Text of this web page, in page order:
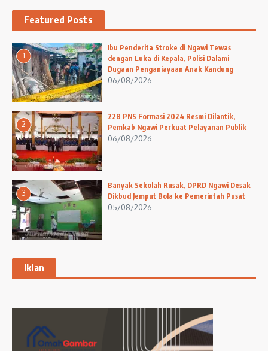
Featured Posts
1
Ibu Penderita Stroke di Ngawi Tewas
dengan Luka di Kepala, Polisi Dalami
Dugaan Penganiayaan Anak Kandung
06/08/2026
2
228 PNS Formasi 2024 Resmi Dilantik,
Pemkab Ngawi Perkuat Pelayanan Publik
06/08/2026
3
Banyak Sekolah Rusak, DPRD Ngawi Desak
Dikbud Jemput Bola ke Pemerintah Pusat
05/08/2026
Iklan